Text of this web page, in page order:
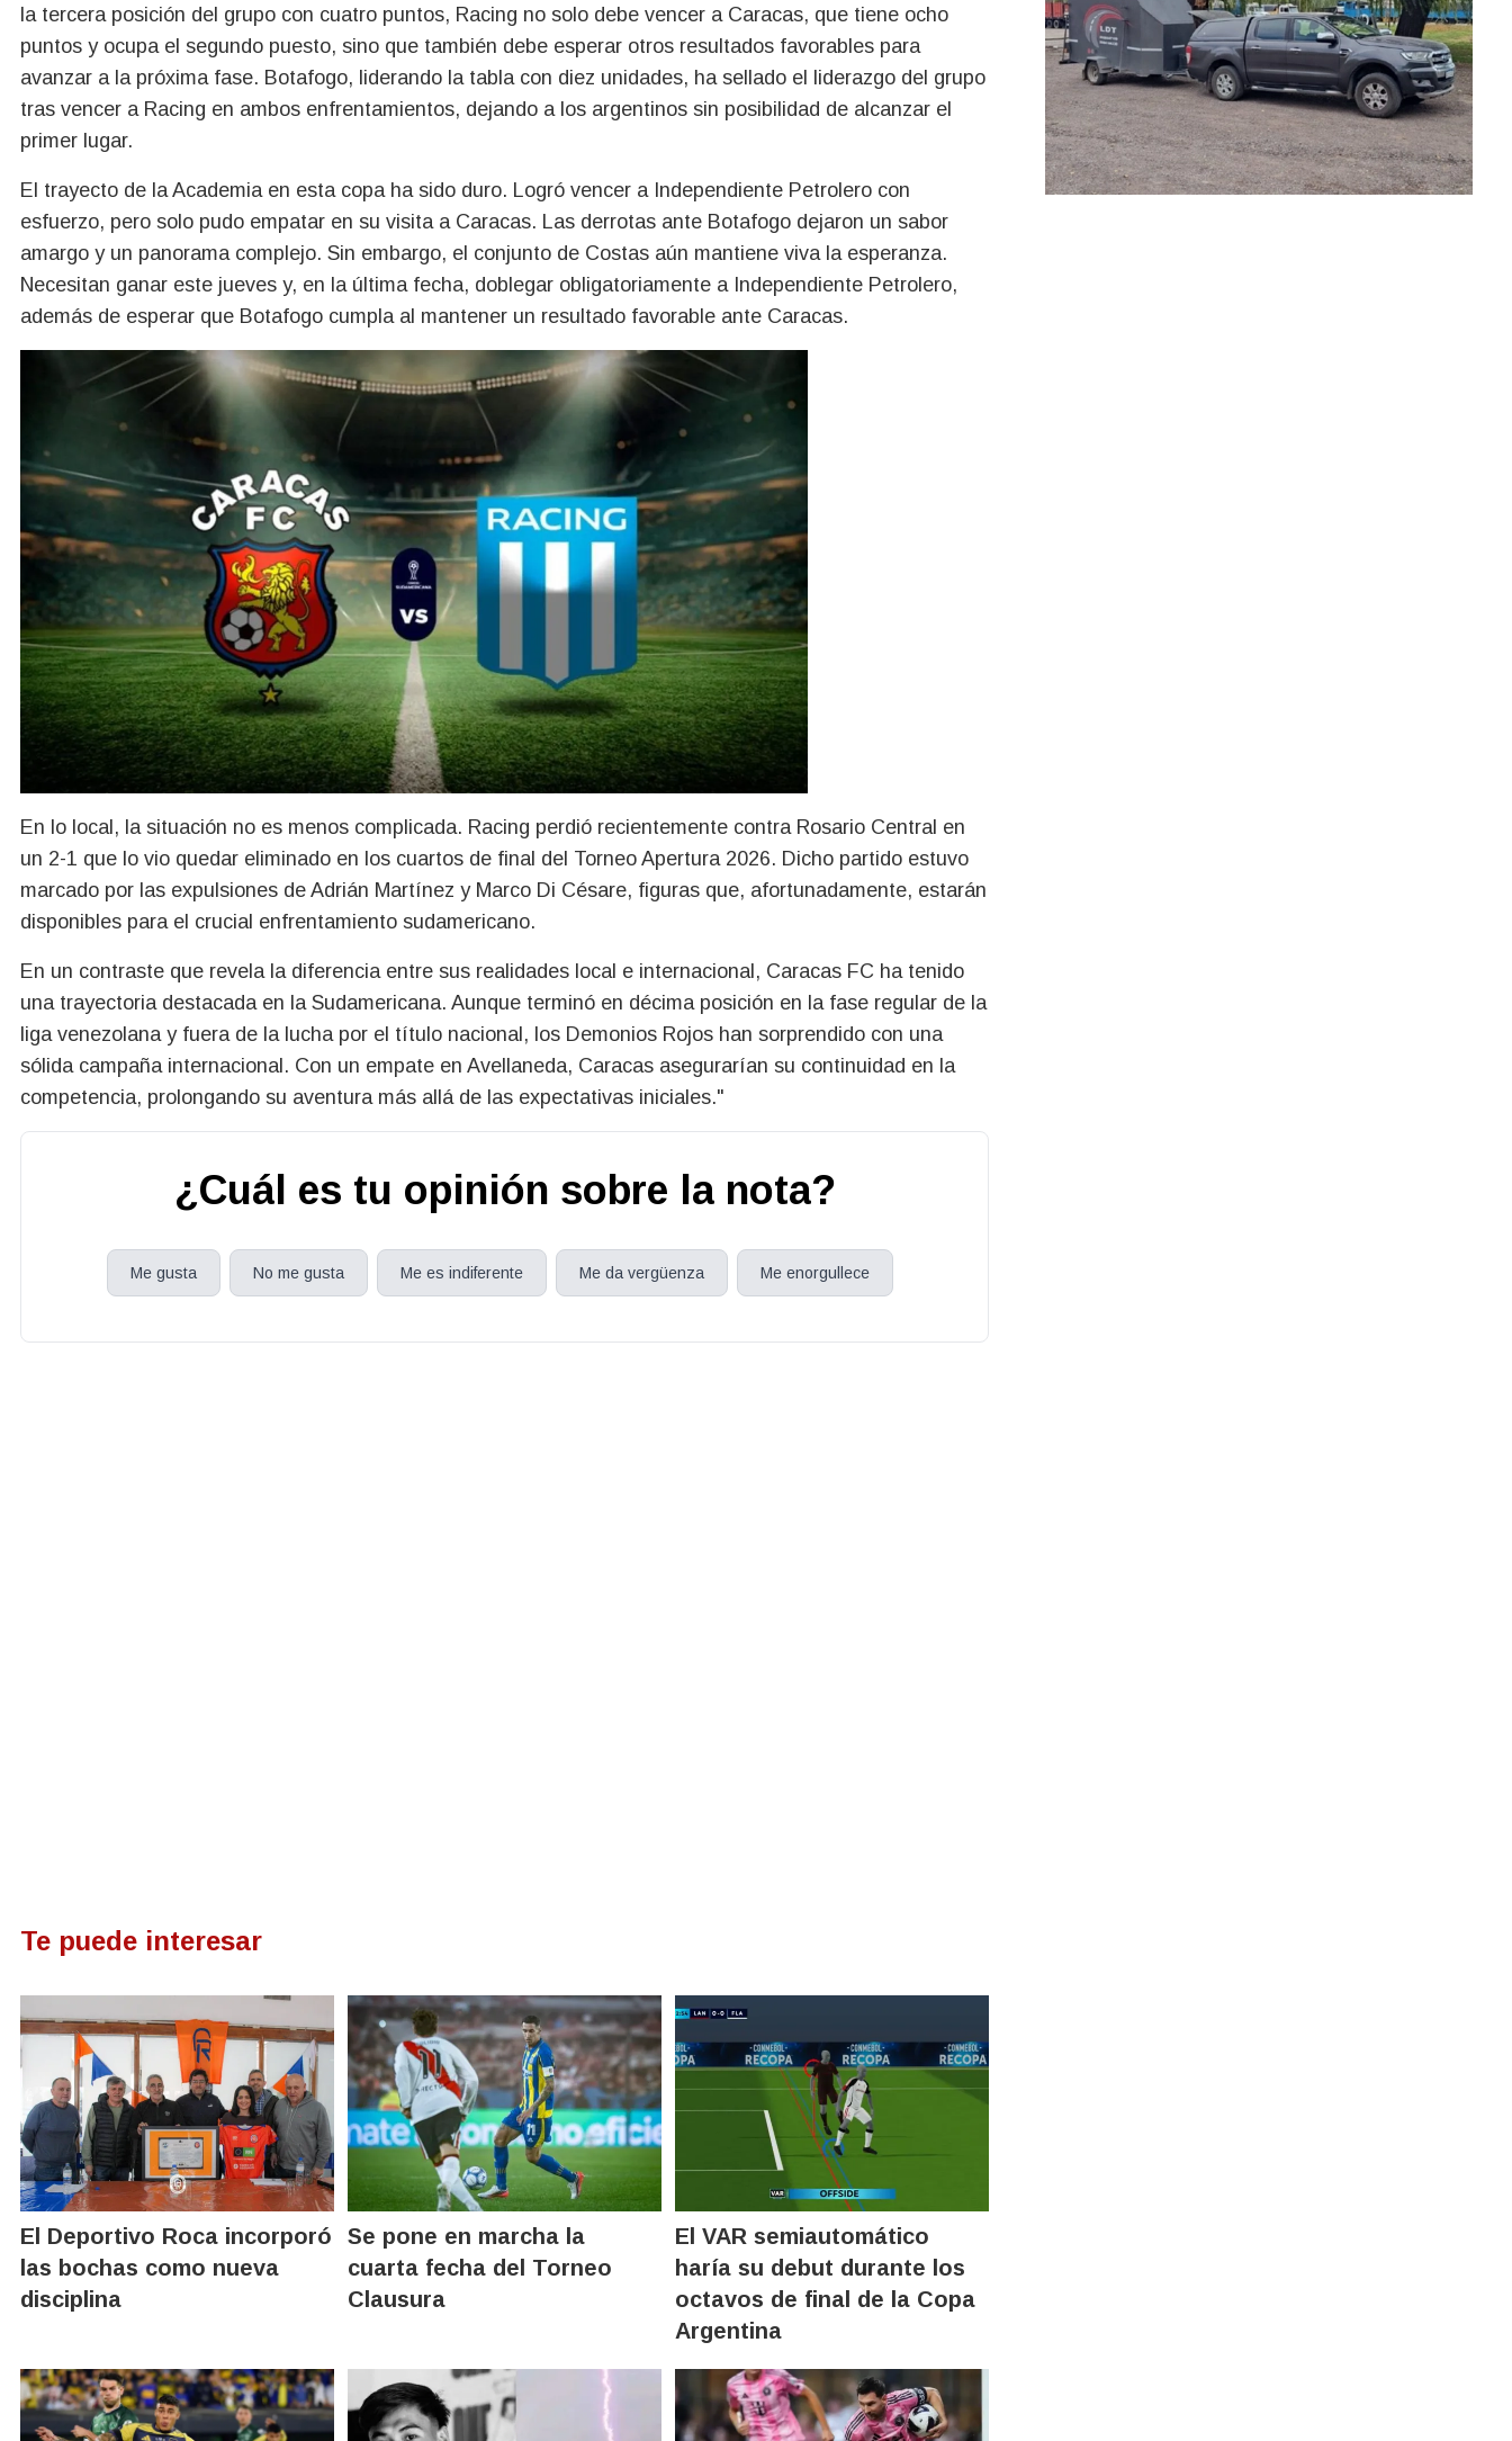
la tercera posición del grupo con cuatro puntos, Racing no solo debe vencer a Caracas, que tiene ocho
puntos y ocupa el segundo puesto, sino que también debe esperar otros resultados favorables para
avanzar a la próxima fase. Botafogo, liderando la tabla con diez unidades, ha sellado el liderazgo del grupo
tras vencer a Racing en ambos enfrentamientos, dejando a los argentinos sin posibilidad de alcanzar el
primer lugar.
El trayecto de la Academia en esta copa ha sido duro. Logró vencer a Independiente Petrolero con
esfuerzo, pero solo pudo empatar en su visita a Caracas. Las derrotas ante Botafogo dejaron un sabor
amargo y un panorama complejo. Sin embargo, el conjunto de Costas aún mantiene viva la esperanza.
Necesitan ganar este jueves y, en la última fecha, doblegar obligatoriamente a Independiente Petrolero,
además de esperar que Botafogo cumpla al mantener un resultado favorable ante Caracas.
En lo local, la situación no es menos complicada. Racing perdió recientemente contra Rosario Central en
un 2-1 que lo vio quedar eliminado en los cuartos de final del Torneo Apertura 2026. Dicho partido estuvo
marcado por las expulsiones de Adrián Martínez y Marco Di Césare, figuras que, afortunadamente, estarán
disponibles para el crucial enfrentamiento sudamericano.
En un contraste que revela la diferencia entre sus realidades local e internacional, Caracas FC ha tenido
una trayectoria destacada en la Sudamericana. Aunque terminó en décima posición en la fase regular de la
liga venezolana y fuera de la lucha por el título nacional, los Demonios Rojos han sorprendido con una
sólida campaña internacional. Con un empate en Avellaneda, Caracas asegurarían su continuidad en la
competencia, prolongando su aventura más allá de las expectativas iniciales."
¿Cuál es tu opinión sobre la nota?
Me gusta No me gusta Me es indiferente Me da vergüenza Me enorgullece
Te puede interesar
El Deportivo Roca incorporó
las bochas como nueva
disciplina
Se pone en marcha la
cuarta fecha del Torneo
Clausura
El VAR semiautomático
haría su debut durante los
octavos de final de la Copa
Argentina